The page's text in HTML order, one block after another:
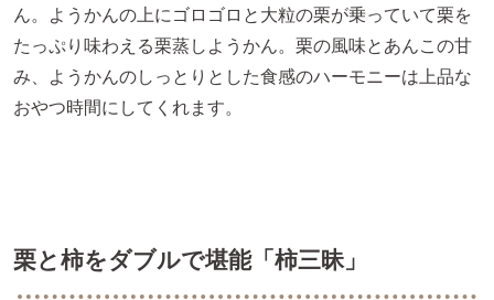
ん。ようかんの上にゴロゴロと大粒の栗が乗っていて栗を
たっぷり味わえる栗蒸しようかん。栗の風味とあんこの甘
み、ようかんのしっとりとした食感のハーモニーは上品な
おやつ時間にしてくれます。
栗と柿をダブルで堪能「柿三昧」